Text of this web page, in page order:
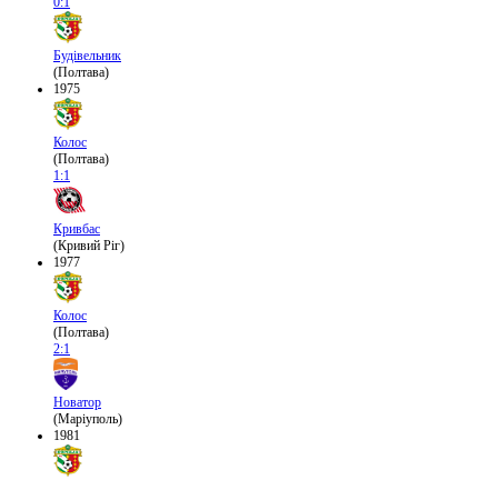
Будівельник
(Полтава)
1975
Колос
(Полтава)
1:1
Кривбас
(Кривий Ріг)
1977
Колос
(Полтава)
2:1
Новатор
(Маріуполь)
1981